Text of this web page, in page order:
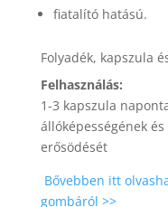
fiatalító hatású.
Folyadék, kapszula
Felhasználás:
1-3 kapszula
állóképességének
erősödését
Bővebben itt
gombáról >>